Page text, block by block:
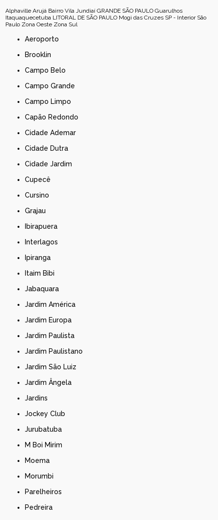
Alphaville Arujá Bairro Vila Jundiaí GRANDE SÃO PAULO Guarulhos
Itaquaquecetuba LITORAL DE SÃO PAULO Mogi das Cruzes SP - Interior São
Paulo Zona Oeste Zona Sul
Aeroporto
Brooklin
Campo Belo
Campo Grande
Campo Limpo
Capão Redondo
Cidade Ademar
Cidade Dutra
Cidade Jardim
Cupecê
Cursino
Grajau
Ibirapuera
Interlagos
Ipiranga
Itaim Bibi
Jabaquara
Jardim América
Jardim Europa
Jardim Paulista
Jardim Paulistano
Jardim São Luiz
Jardim Ângela
Jardins
Jockey Club
Jurubatuba
M Boi Mirim
Moema
Morumbi
Parelheiros
Pedreira